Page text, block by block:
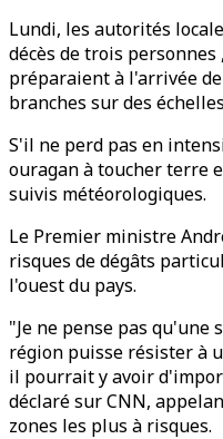
Lundi, les autorités
décès de trois
préparaient à l'arrivée
branches sur des
S'il ne perd pas en
ouragan à toucher terre
suivis météorologiques.
Le Premier ministre
risques de dégâts
l'ouest du pays.
"Je ne pense pas
région puisse résister à
il pourrait y avoir
déclaré sur CNN,
zones les plus à risques.